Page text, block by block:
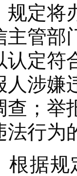
将办
主管部
认定符
人涉嫌
查；举
法行为
规定